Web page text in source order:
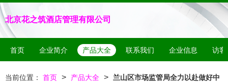
北京花之筑酒店管理有限公司
首页 企业简介 产品大全 联系我们 企业信息 访客
当前位置： 首页 > 产品大全 >
兰山区市场监管局全力以赴做好中